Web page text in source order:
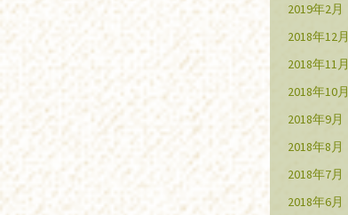
2019年2月
2018年12月
2018年11月
2018年10月
2018年9月
2018年8月
2018年7月
2018年6月